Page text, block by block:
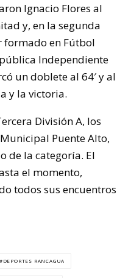
Ignacio Flores al
y, en la segunda
formado en Fútbol
Independiente
un doblete al 64′ y al
y la victoria.
División A, los
Puente Alto,
de la categoría. El
el momento,
todos sus encuentros
DEPORTES RANCAGUA